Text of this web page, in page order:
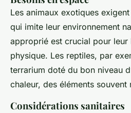
Les animaux exotiques
qui imite leur environnement
approprié est crucial pour leur
physique. Les reptiles, par
terrarium doté du bon niveau
chaleur, des éléments souvent
Considérations sanitaires